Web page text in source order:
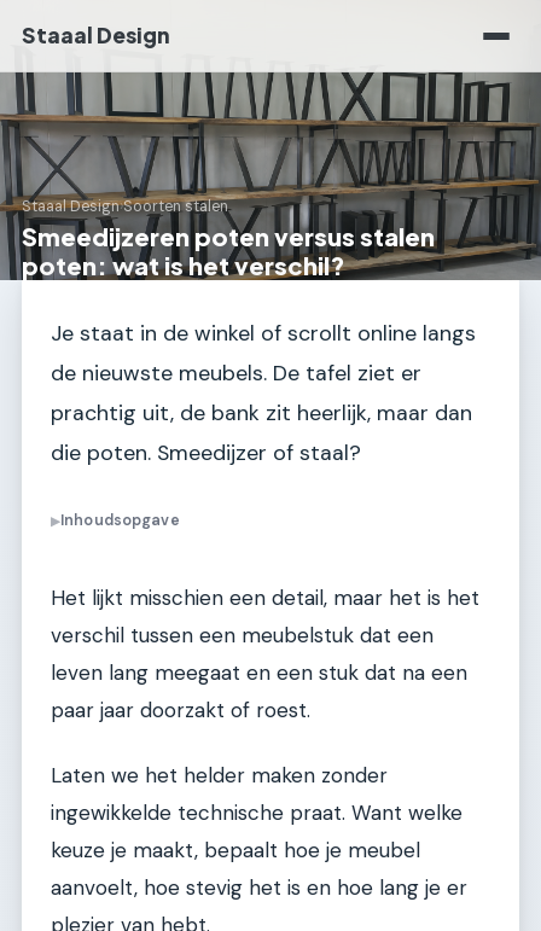
Staaal Design
Staaal Design›Soorten stalen
Smeedijzeren poten versus stalen
poten: wat is het verschil?
Je staat in de winkel of scrollt online langs
de nieuwste meubels. De tafel ziet er
prachtig uit, de bank zit heerlijk, maar dan
die poten. Smeedijzer of staal?
▶Inhoudsopgave
Het lijkt misschien een detail, maar het is het
verschil tussen een meubelstuk dat een
leven lang meegaat en een stuk dat na een
paar jaar doorzakt of roest.
Laten we het helder maken zonder
ingewikkelde technische praat. Want welke
keuze je maakt, bepaalt hoe je meubel
aanvoelt, hoe stevig het is en hoe lang je er
plezier van hebt.